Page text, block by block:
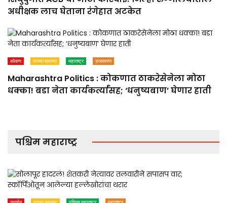
अधीक्षक लाच घेताना रंगेहात अटकेत
कोकण ताज्या बातम्या महाराष्ट्र राजकारण
Maharashtra Politics : कोकणात ठाकरेसेनेला मोठा
धक्का! बडा नेता कार्यकर्त्यांसह; ‘धनुष्यबाण’ घेणार हाती
पश्चिम महाराष्ट्र